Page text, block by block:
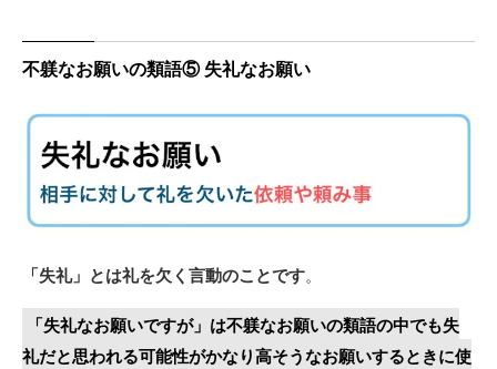
不躾なお願いの類語⑤ 失礼なお願い
「失礼」とは礼を欠く言動のことです。
「失礼なお願いですが」は不躾なお願いの類語の中でも失
礼だと思われる可能性がかなり高そうなお願いするときに使